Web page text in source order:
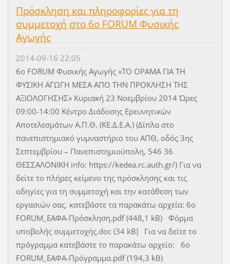
Πρόσκληση και πληροφορίες για τη
συμμετοχή στο 6o FORUM Φυσικής
Αγωγής
2014-09-16 22:05
6ο FORUM Φυσικής Αγωγής «ΤΟ ΟΡΑΜΑ ΓΙΑ ΤΗ
ΦΥΣΙΚΗ ΑΓΩΓΗ ΜΕΣΑ ΑΠΟ ΤΗΝ ΠΡΟΚΛΗΣΗ ΤΗΣ
ΑΞΙΟΛΟΓΗΣΗΣ» Κυριακή 23 Νοεμβρίου 2014 Ώρες
09:00-14:00 Κέντρο Διάδοσης Ερευνητικών
Αποτελεσμάτων Α.Π.Θ. (ΚΕ.Δ.Ε.Α.) (Δίπλα στο
πανεπιστημιακό γυμναστήριο του ΑΠΘ, οδός 3ης
Σεπτεμβρίου – Πανεπιστημιούπολη, 546 36
ΘΕΣΣΑΛΟΝΙΚΗ info: https://kedea.rc.auth.gr/) Για να
δείτε το πλήρες κείμενο της πρόσκλησης και τις
οδηγίες για τη συμμετοχή και την κατάθεση των
εργασιών σας. κατεβάστε τα παρακάτω αρχεία: 6ο
FORUM_ΕΑΦΑ-Πρόσκληση.pdf (448,1 kB) Φόρμα
υποβολής συμμετοχής.doc (34 kB) Για να δείτε το
πρόγραμμα κατεβάστε το παρακάτω αρχείο: 6ο
FORUM_ΕΑΦΑ-Πρόγραμμα.pdf (194,3 kB)